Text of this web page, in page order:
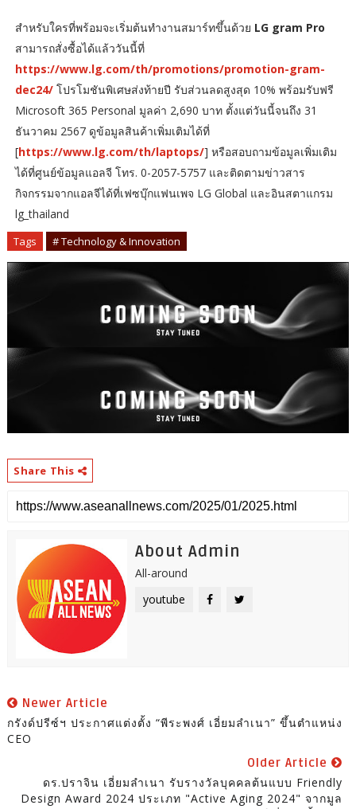
สำหรับใครที่พร้อมจะเริ่มต้นทำงานสมาร์ทขึ้นด้วย LG gram Pro
สามารถสั่งซื้อได้แล้ววันนี้ที่
https://www.lg.com/th/promotions/promotion-gram-
dec24/โปรโมชันพิเศษส่งท้ายปี รับส่วนลดสูงสุด 10% พร้อมรับฟรี
Microsoft 365 Personal มูลค่า 2,690 บาท ตั้งแต่วันนี้จนถึง 31
ธันวาคม 2567 ดูข้อมูลสินค้าเพิ่มเติมได้ที่
[https://www.lg.com/th/laptops/] หรือสอบถามข้อมูลเพิ่มเติม
ได้ที่ศูนย์ข้อมูลแอลจี โทร. 0-2057-5757 และติดตามข่าวสาร
กิจกรรมจากแอลจีได้ที่เฟซบุ๊กแฟนเพจ LG Global และอินสตาแกรม
lg_thailand
Tags # Technology & Innovation
Share This
About Admin
All-around
youtube
Newer Article
กรังด์ปรีซ์ฯ ประกาศแต่งตั้ง “พีระพงศ์ เอี่ยมลำเนา” ขึ้นตำแหน่ง
CEO
Older Article
ดร.ปราจิน เอี่ยมลำเนา รับรางวัลบุคคลต้นแบบ Friendly
Design Award 2024 ประเภท "Active Aging 2024" จากมูล